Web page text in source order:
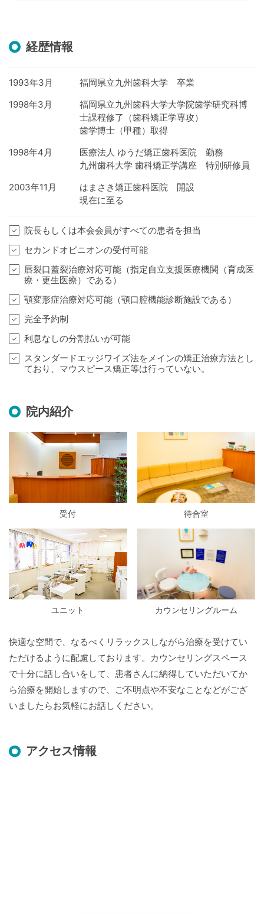
経歴情報
1993年3月
福岡県立九州歯科大学 卒業
1998年3月
福岡県立九州歯科大学大学院歯学研究科博
士課程修了（歯科矯正学専攻）
歯学博士（甲種）取得
1998年4月
医療法人 ゆうだ矯正歯科医院 勤務
九州歯科大学 歯科矯正学講座 特別研修員
2003年11月
はまさき矯正歯科医院 開設
現在に至る
院長もしくは本会会員がすべての患者を担当
セカンドオピニオンの受付可能
唇裂口蓋裂治療対応可能（指定自立支援医療機関（育成医
療・更生医療）である）
顎変形症治療対応可能（顎口腔機能診断施設である）
完全予約制
利息なしの分割払いが可能
スタンダードエッジワイズ法をメインの矯正治療方法とし
ており、マウスピース矯正等は行っていない。
院内紹介
受付 待合室
ユニット カウンセリングルーム
快適な空間で、なるべくリラックスしながら治療を受けてい
ただけるように配慮しております。カウンセリングスペース
で十分に話し合いをして、患者さんに納得していただいてか
ら治療を開始しますので、ご不明点や不安なことなどがござ
いましたらお気軽にお話しください。
アクセス情報